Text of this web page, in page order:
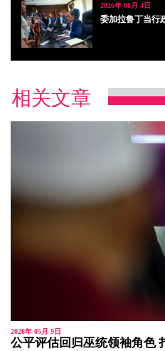
2026年 08月 4日
委加拉鲁丁当行
相关文章
2026年 05月 9日
公平评估回归巫统领袖角色